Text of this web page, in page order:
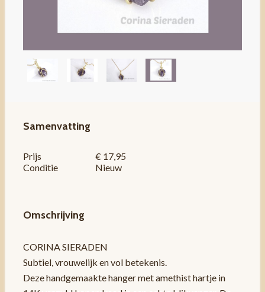
Samenvatting
Prijs
€ 17,95
Conditie
Nieuw
Omschrijving
CORINA SIERADEN
Subtiel, vrouwelijk en vol betekenis.
Deze handgemaakte hanger met amethist hartje in